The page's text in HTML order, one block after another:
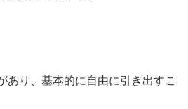
あり、基本的に自由に引き出すこ